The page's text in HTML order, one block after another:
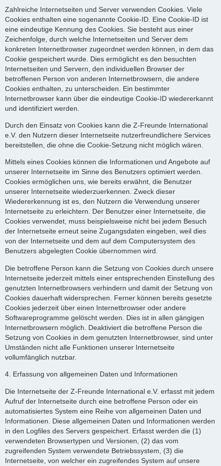
Zahlreiche Internetseiten und Server verwenden Cookies. Viele
Cookies enthalten eine sogenannte Cookie-ID. Eine Cookie-ID ist
eine eindeutige Kennung des Cookies. Sie besteht aus einer
Zeichenfolge, durch welche Internetseiten und Server dem
konkreten Internetbrowser zugeordnet werden können, in dem das
Cookie gespeichert wurde. Dies ermöglicht es den besuchten
Internetseiten und Servern, den individuellen Browser der
betroffenen Person von anderen Internetbrowsern, die andere
Cookies enthalten, zu unterscheiden. Ein bestimmter
Internetbrowser kann über die eindeutige Cookie-ID wiedererkannt
und identifiziert werden.
Durch den Einsatz von Cookies kann die Z-Freunde International
e.V. den Nutzern dieser Internetseite nutzerfreundlichere Services
bereitstellen, die ohne die Cookie-Setzung nicht möglich wären.
Mittels eines Cookies können die Informationen und Angebote auf
unserer Internetseite im Sinne des Benutzers optimiert werden.
Cookies ermöglichen uns, wie bereits erwähnt, die Benutzer
unserer Internetseite wiederzuerkennen. Zweck dieser
Wiedererkennung ist es, den Nutzern die Verwendung unserer
Internetseite zu erleichtern. Der Benutzer einer Internetseite, die
Cookies verwendet, muss beispielsweise nicht bei jedem Besuch
der Internetseite erneut seine Zugangsdaten eingeben, weil dies
von der Internetseite und dem auf dem Computersystem des
Benutzers abgelegten Cookie übernommen wird.
Die betroffene Person kann die Setzung von Cookies durch unsere
Internetseite jederzeit mittels einer entsprechenden Einstellung des
genutzten Internetbrowsers verhindern und damit der Setzung von
Cookies dauerhaft widersprechen. Ferner können bereits gesetzte
Cookies jederzeit über einen Internetbrowser oder andere
Softwareprogramme gelöscht werden. Dies ist in allen gängigen
Internetbrowsern möglich. Deaktiviert die betroffene Person die
Setzung von Cookies in dem genutzten Internetbrowser, sind unter
Umständen nicht alle Funktionen unserer Internetseite
vollumfänglich nutzbar.
4. Erfassung von allgemeinen Daten und Informationen
Die Internetseite der Z-Freunde International e.V. erfasst mit jedem
Aufruf der Internetseite durch eine betroffene Person oder ein
automatisiertes System eine Reihe von allgemeinen Daten und
Informationen. Diese allgemeinen Daten und Informationen werden
in den Logfiles des Servers gespeichert. Erfasst werden die (1)
verwendeten Browsertypen und Versionen, (2) das vom
zugreifenden System verwendete Betriebssystem, (3) die
Internetseite, von welcher ein zugreifendes System auf unsere